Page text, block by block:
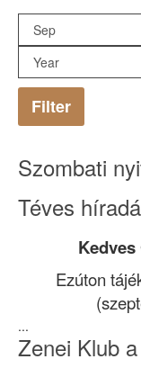
Filter
Szombati
Téves
Ezúton
...
Zenei Klub